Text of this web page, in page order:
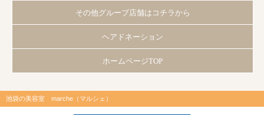
その他グループ店舗はコチラから
ヘアドネーション
ホームページTOP
池袋の美容室 marche（マルシェ）